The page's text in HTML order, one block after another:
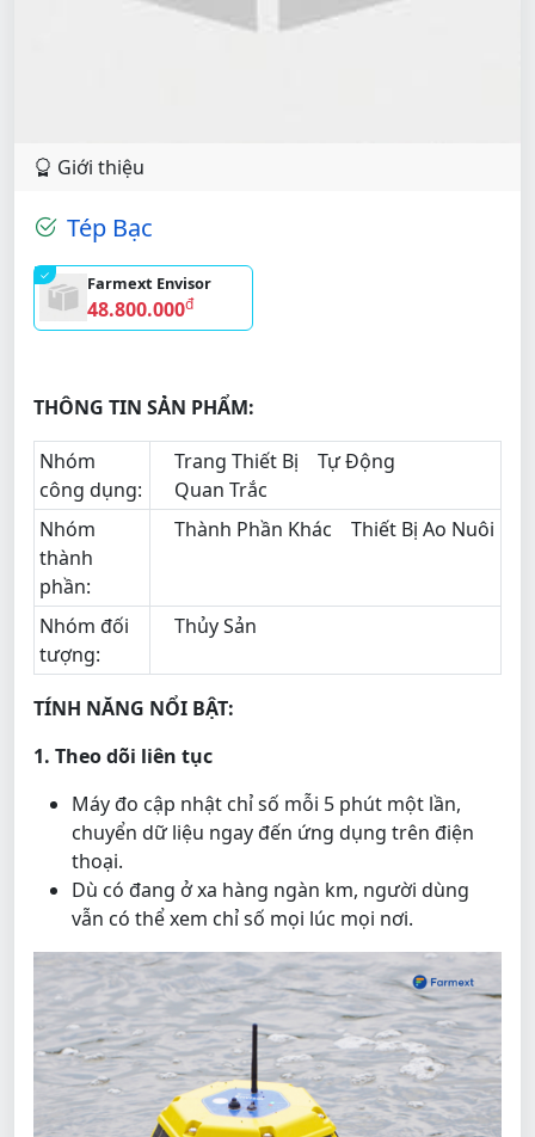
Giới thiệu
Tép Bạc
Farmext Envisor
48.800.000đ
THÔNG TIN SẢN PHẨM:
Nhóm
công dụng:
Trang Thiết Bị
Tự Động
Quan Trắc
Nhóm
thành
phần:
Thành Phần Khác Thiết Bị Ao Nuôi
Nhóm đối
tượng:
Thủy Sản
TÍNH NĂNG NỔI BẬT:
1. Theo dõi liên tục
Máy đo cập nhật chỉ số mỗi 5 phút một lần,
chuyển dữ liệu ngay đến ứng dụng trên điện
thoại.
Dù có đang ở xa hàng ngàn km, người dùng
vẫn có thể xem chỉ số mọi lúc mọi nơi.